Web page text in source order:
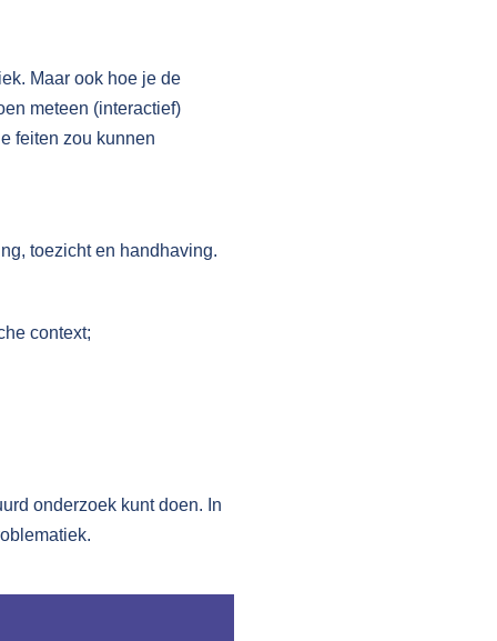
Maar ook hoe je de
meteen (interactief)
feiten zou kunnen
toezicht en handhaving.
context;
onderzoek kunt doen. In